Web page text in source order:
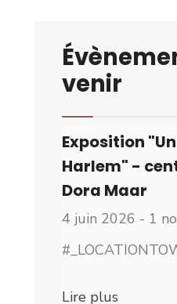
venir
Exposition
Harlem" -
Dora Maar
4 juin 2026 - 1
Lire plus